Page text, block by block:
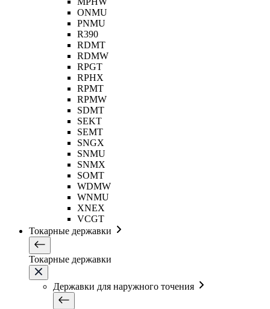
ONMU
PNMU
R390
RDMT
RDMW
RPGT
RPHX
RPMT
RPMW
SDMT
SEKT
SEMT
SNGX
SNMU
SNMX
SOMT
WDMW
WNMU
XNEX
VCGT
Токарные державки
Токарные державки
Державки для наружного точения